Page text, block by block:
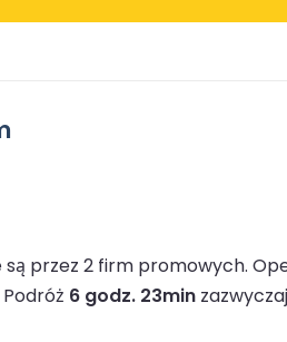
są przez 2 firm promowych.
Podróż 6 godz. 23min